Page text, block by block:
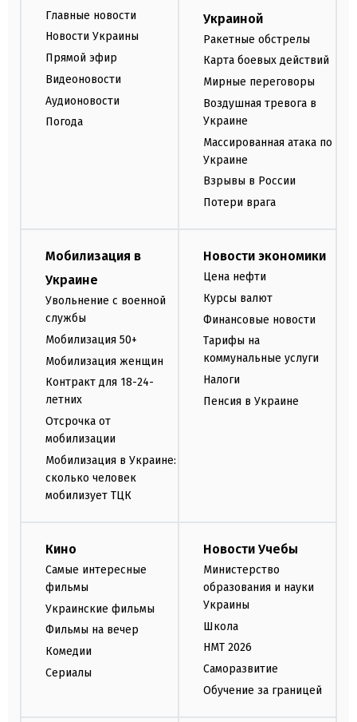
Главные новости
Новости Украины
Прямой эфир
Видеоновости
Аудионовости
Погода
Украиной
Ракетные обстрелы
Карта боевых действий
Мирные переговоры
Воздушная тревога в
Украине
Массированная атака по
Украине
Взрывы в России
Потери врага
Мобилизация в
Украине
Увольнение с военной
службы
Мобилизация 50+
Мобилизация женщин
Контракт для 18-24-
летних
Отсрочка от
мобилизации
Мобилизация в Украине:
сколько человек
мобилизует ТЦК
Новости экономики
Цена нефти
Курсы валют
Финансовые новости
Тарифы на
коммунальные услуги
Налоги
Пенсия в Украине
Кино
Самые интересные
фильмы
Украинские фильмы
Фильмы на вечер
Комедии
Сериалы
Новости Учебы
Министерство
образования и науки
Украины
Школа
НМТ 2026
Саморазвитие
Обучение за границей